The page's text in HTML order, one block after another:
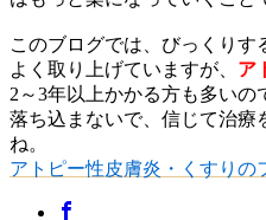
このブログでは、びっくりす
よく取り上げていますが、 ア
2～3年以上かかる方も多いの
落ち込まないで、信じて治療
ね。
アトピー性皮膚炎・くすりの